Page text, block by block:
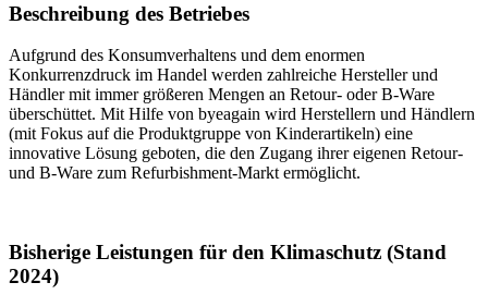
Beschreibung des Betriebes
Aufgrund des Konsumverhaltens und dem enormen
Konkurrenzdruck im Handel werden zahlreiche Hersteller und
Händler mit immer größeren Mengen an Retour- oder B-Ware
überschüttet. Mit Hilfe von byeagain wird Herstellern und Händlern
(mit Fokus auf die Produktgruppe von Kinderartikeln) eine
innovative Lösung geboten, die den Zugang ihrer eigenen Retour-
und B-Ware zum Refurbishment-Markt ermöglicht.
Bisherige Leistungen für den Klimaschutz (Stand
2024)